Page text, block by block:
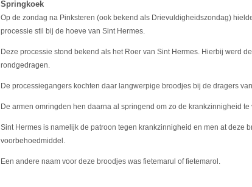
Springkoek
Op de zondag na Pinksteren (ook bekend als Drievuldigheidszondag)
processie stil bij de hoeve van Sint Hermes.
Deze processie stond bekend als het Roer van Sint Hermes. Hierbij werd
rondgedragen.
De processiegangers kochten daar langwerpige broodjes bij de dragers
De armen omringden hen daarna al springend om zo de krankzinnigheid te
Sint Hermes is namelijk de patroon tegen krankzinnigheid en men at deze
voorbehoedmiddel.
Een andere naam voor deze broodjes was fietemarul of fietemarol.